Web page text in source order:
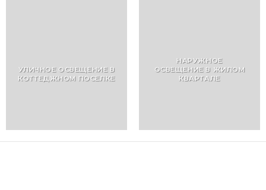
УЛИЧНОЕ ОСВЕЩЕНИЕ В
КОТТЕДЖНОМ ПОСЕЛКЕ
НАРУЖНОЕ
ОСВЕЩЕНИЕ В ЖИЛОМ
КВАРТАЛЕ